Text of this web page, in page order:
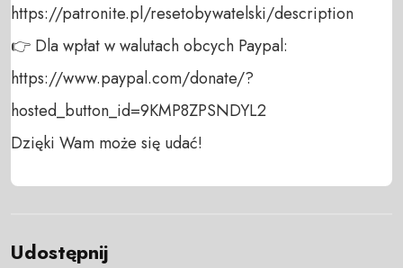
https://patronite.pl/resetobywatelski/description
👉 Dla wpłat w walutach obcych Paypal:
https://www.paypal.com/donate/?
hosted_button_id=9KMP8ZPSNDYL2
Dzięki Wam może się udać!
Udostępnij